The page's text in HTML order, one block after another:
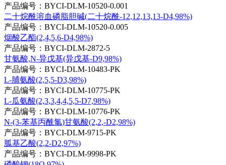
产品编号：BYCI-DLM-10520-0.001
二十烷酰溶血磷脂胆碱(二十烷酰-12,12,13,13-D4,98%)
产品编号：BYCI-DLM-10520-0.005
烟酸乙酯(2,4,5,6-D4,98%)
产品编号：BYCI-DLM-2872-5
甘氨酸,N-异戊基(异戊基-D9,98%)
产品编号：BYCI-DLM-10483-PK
L-脯氨酸(2,5,5-D3,98%)
产品编号：BYCI-DLM-10775-PK
L-瓜氨酸(2,3,3,4,4,5,5-D7,98%)
产品编号：BYCI-DLM-10776-PK
N-(3-苯基丙酰氯)甘氨酸(2,2,-D2,98%)
产品编号：BYCI-DLM-9715-PK
胍基乙酸(2,2-D2,97%)
产品编号：BYCI-DLM-9998-PK